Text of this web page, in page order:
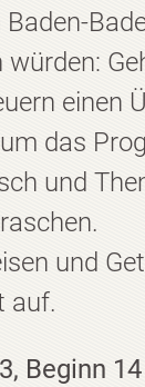
einen
das
und
und
auf.
Beginn